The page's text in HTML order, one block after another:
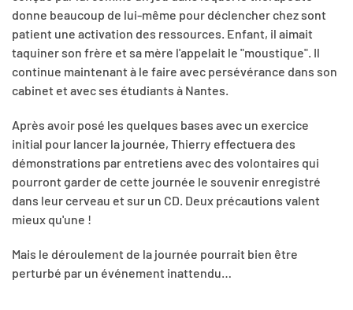
donne beaucoup de lui-même pour déclencher chez sont
patient une activation des ressources. Enfant, il aimait
taquiner son frère et sa mère l'appelait le "moustique". Il
continue maintenant à le faire avec persévérance dans son
cabinet et avec ses étudiants à Nantes.
Après avoir posé les quelques bases avec un exercice
initial pour lancer la journée, Thierry effectuera des
démonstrations par entretiens avec des volontaires qui
pourront garder de cette journée le souvenir enregistré
dans leur cerveau et sur un CD. Deux précautions valent
mieux qu'une !
Mais le déroulement de la journée pourrait bien être
perturbé par un événement inattendu…